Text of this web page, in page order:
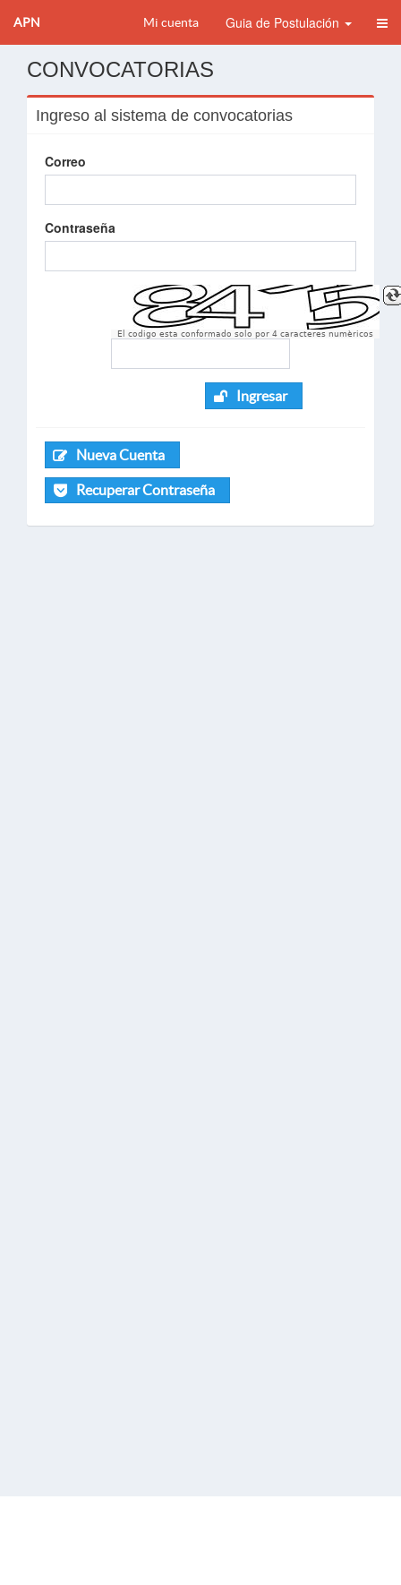
APN Mi cuenta Guia de Postulación
CONVOCATORIAS
Ingreso al sistema de convocatorias
Correo
Contraseña
El codigo esta conformado solo por 4 caracteres numèricos
Ingresar
Nueva Cuenta
Recuperar Contraseña